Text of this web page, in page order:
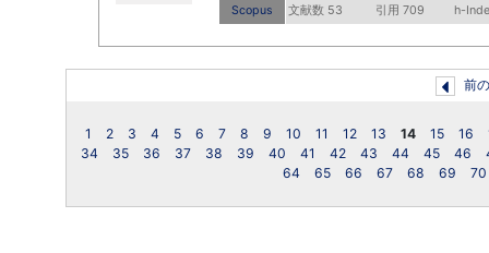
Scopus 文献数 53 引用 709 h-
前
1 2 3 4 5 6 7 8 9 10 11 12 13 14 15 16
34
35 36 37 38 39 40 41 42 43 44 45 46
64
65 66 67 68 69 70